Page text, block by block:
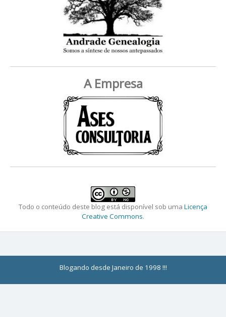
A Empresa
Todo o conteúdo deste blog está disponível sob uma Licença
Creative Commons.
Blogando desde Janeiro de 1998 !!!